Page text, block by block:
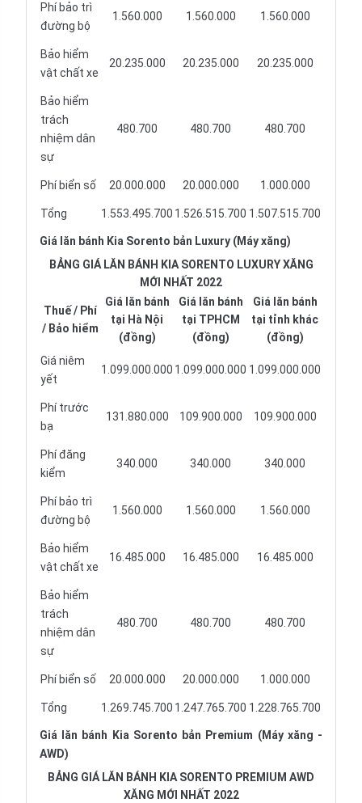
Phí bảo trì
đường bộ
1.560.000 1.560.000 1.560.000
Bảo hiểm
vật chất xe
20.235.000 20.235.000 20.235.000
Bảo hiểm
trách
nhiệm dân
sự
480.700 480.700 480.700
Phí biển số 20.000.000 20.000.000 1.000.000
Tổng 1.553.495.700 1.526.515.700 1.507.515.700
Giá lăn bánh Kia Sorento bản Luxury (Máy xăng)
BẢNG GIÁ LĂN BÁNH KIA SORENTO LUXURY XĂNG
MỚI NHẤT 2022
Thuế / Phí
/ Bảo hiểm
Giá lăn bánh
tại Hà Nội
(đồng)
Giá lăn bánh
tại TPHCM
(đồng)
Giá lăn bánh
tại tỉnh khác
(đồng)
Giá niêm
yết
1.099.000.000 1.099.000.000 1.099.000.000
Phí trước
bạ
131.880.000 109.900.000 109.900.000
Phí đăng
kiểm
340.000 340.000 340.000
Phí bảo trì
đường bộ
1.560.000 1.560.000 1.560.000
Bảo hiểm
vật chất xe
16.485.000 16.485.000 16.485.000
Bảo hiểm
trách
nhiệm dân
sự
480.700 480.700 480.700
Phí biển số 20.000.000 20.000.000 1.000.000
Tổng 1.269.745.700 1.247.765.700 1.228.765.700
Giá lăn bánh Kia Sorento bản Premium (Máy xăng -
AWD)
BẢNG GIÁ LĂN BÁNH KIA SORENTO PREMIUM AWD
XĂNG MỚI NHẤT 2022